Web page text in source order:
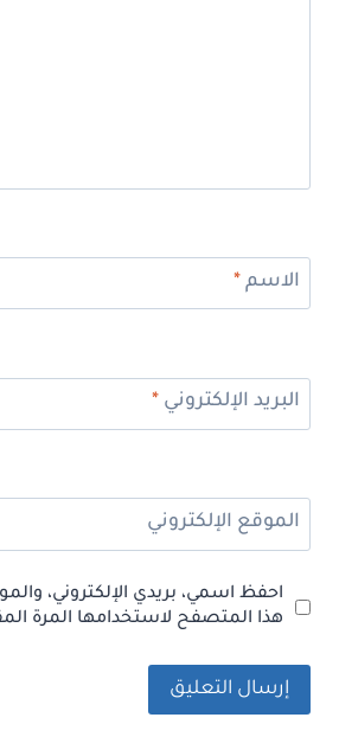
الاسم *
البريد الإلكتروني *
الموقع الإلكتروني
احفظ اسمي، بريدي الإلكتروني،
هذا المتصفح لاستخدامها المرة